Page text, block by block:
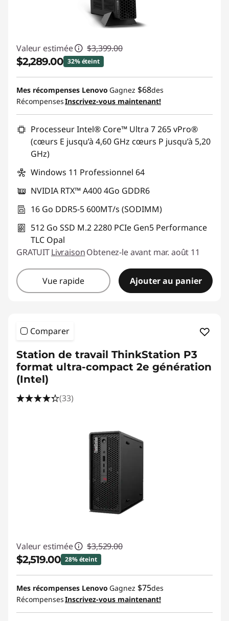
Valeur estimée $3,399.00
$2,289.00 32% éteint
Économies instantanées :-$1,110.00
Promo price: Max 5 units per order
Mes récompenses Lenovo Gagnez $68des
RécompensesInscrivez-vous maintenant!
Processeur Intel® Core™ Ultra 7 265 vPro®
(cœurs E jusqu’à 4,60 GHz cœurs P jusqu’à 5,20
GHz)
Windows 11 Professionnel 64
NVIDIA RTX™ A400 4Go GDDR6
16 Go DDR5-5 600MT/s (SODIMM)
512 Go SSD M.2 2280 PCIe Gen5 Performance
TLC Opal
GRATUITLivraisonObtenez-le avant mar. août 11
Vue rapide Ajouter au panier
Comparer
Station de travail ThinkStation P3
format ultra-compact 2e génération
(Intel)
(33)
Valeur estimée $3,529.00
$2,519.00 28% éteint
Économies instantanées :-$1,010.00
Promo price: Max 5 units per order
Mes récompenses Lenovo Gagnez $75des
RécompensesInscrivez-vous maintenant!